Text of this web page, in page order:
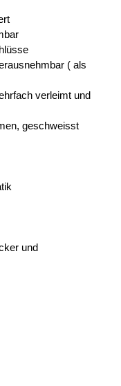
( als
verleimt und
geschweisst
und